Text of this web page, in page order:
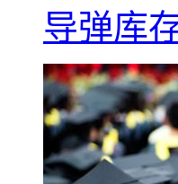
导弹库